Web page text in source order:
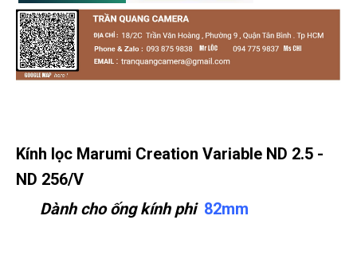
Kính lọc Marumi Creation Variable ND 2.5 -
ND 256/V
Dành cho ống kính phi 82mm